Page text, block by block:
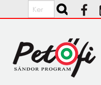
Ugrás a tartalomra
Keresés